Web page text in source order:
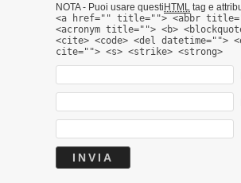
NOTA - Puoi usare questiHTML tag e
<a href="" title=""> <abbr
<acronym title=""> <b>
<cite> <code> <del datetime="">
cite=""> <s> <strike> <strong>